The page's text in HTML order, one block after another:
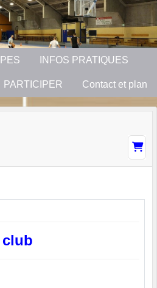
INFOS PRATIQUES
PARTICIPER Contact et plan